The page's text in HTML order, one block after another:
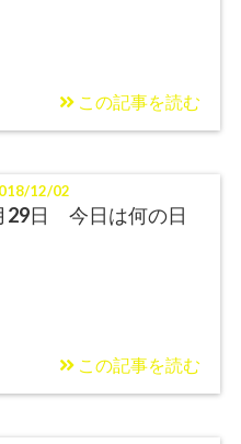
この記事を読む
12/02
29日 今日は何の日
この記事を読む